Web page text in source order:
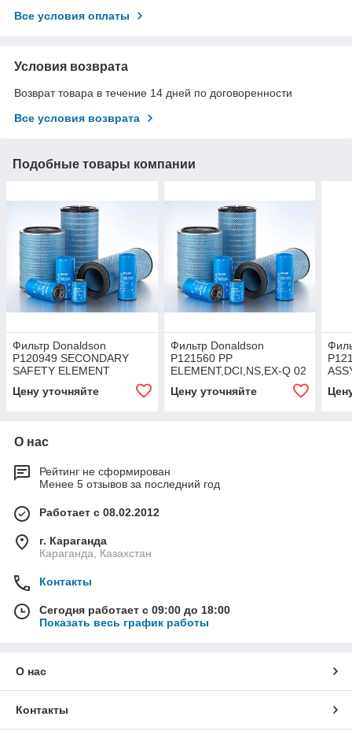
Все условия оплаты
Условия возврата
Возврат товара в течение 14 дней по договоренности
Все условия возврата
Подобные товары компании
Фильтр Donaldson
P120949 SECONDARY
SAFETY ELEMENT
Цену уточняйте
Фильтр Donaldson
P121560 PP
ELEMENT,DCI,NS,EX-Q 02
Цену уточняйте
О нас
Рейтинг не сформирован
Менее 5 отзывов за последний год
Работает с 08.02.2012
г. Караганда
Караганда, Казахстан
Контакты
Сегодня работает с 09:00 до 18:00
Показать весь график работы
О нас
Контакты